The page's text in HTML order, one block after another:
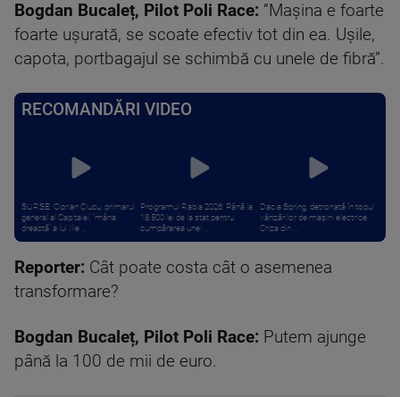
Bogdan Bucaleț, Pilot Poli Race: ”Mașina e foarte
foarte ușurată, se scoate efectiv tot din ea. Ușile,
capota, portbagajul se schimbă cu unele de fibră”.
RECOMANDĂRI VIDEO
SURSE: Ciprian Ciucu, primarul
general al Capitalei, ”mâna
dreaptă” a lui Ilie ...
Programul Rabla 2026: Până la
18.500 lei de la stat pentru
cumpărarea unei ...
Dacia Spring, detronată în topul
vânzărilor de mașini electrice.
Criza din ...
Reporter: Cât poate costa cât o asemenea
transformare?
Bogdan Bucaleț, Pilot Poli Race: Putem ajunge
până la 100 de mii de euro.